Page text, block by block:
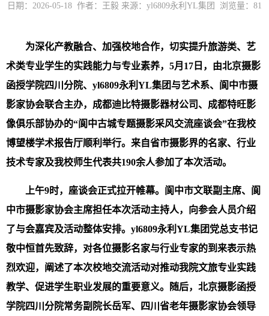
日期：2026-05-18 作者：王毅 来源：yl6809永利YL集团 浏览量： 81
为深化产教融合、加强校地合作，切实提升旅游类、艺
术类专业学生的实践能力与专业素养，5月17日，由北京摄影
函授学院四川分院、yl6809永利YL集团与艺术系、阆中市摄
影家协会联合主办，成都迪比特摄影器材公司、成都特旺影
像俱乐部协办的“阆中古城专题摄影采风交流座谈会”在我校
博望楼学术报告厅顺利举行。来自省市摄影界的名家、行业
技术专家及我校师生代表共190余人参加了本次活动。
上午9时，座谈会正式拉开帷幕。阆中市文联副主席、阆
中市摄影家协会主席担任本次活动主持人，向参会人员介绍
了与会嘉宾及活动整体安排。yl6809永利YL集团党总支书记
敬中恒首先致辞，对各位摄影名家与行业专家的到来表示热
烈欢迎，阐述了本次校地交流活动对推动我院文旅专业实践
教学、促进学生职业发展的重要意义。随后，北京摄影函授
学院四川分院常务副院长岳军、四川省老年摄影家协会领导